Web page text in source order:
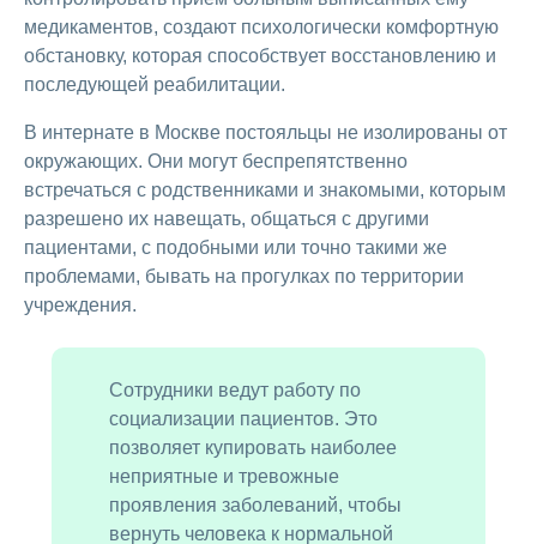
медикаментов, создают психологически комфортную
обстановку, которая способствует восстановлению и
последующей реабилитации.
В интернате в Москве постояльцы не изолированы от
окружающих. Они могут беспрепятственно
встречаться с родственниками и знакомыми, которым
разрешено их навещать, общаться с другими
пациентами, с подобными или точно такими же
проблемами, бывать на прогулках по территории
учреждения.
Сотрудники ведут работу по
социализации пациентов. Это
позволяет купировать наиболее
неприятные и тревожные
проявления заболеваний, чтобы
вернуть человека к нормальной